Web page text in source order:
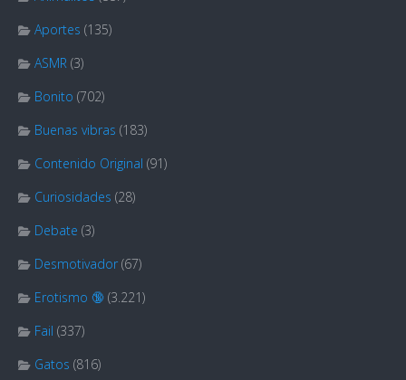
Aportes (135)
ASMR (3)
Bonito (702)
Buenas vibras (183)
Contenido Original (91)
Curiosidades (28)
Debate (3)
Desmotivador (67)
Erotismo 🔞 (3.221)
Fail (337)
Gatos (816)